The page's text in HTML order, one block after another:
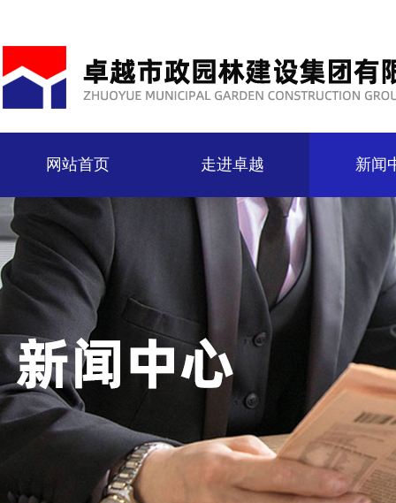
网站首页 走进卓越 新闻